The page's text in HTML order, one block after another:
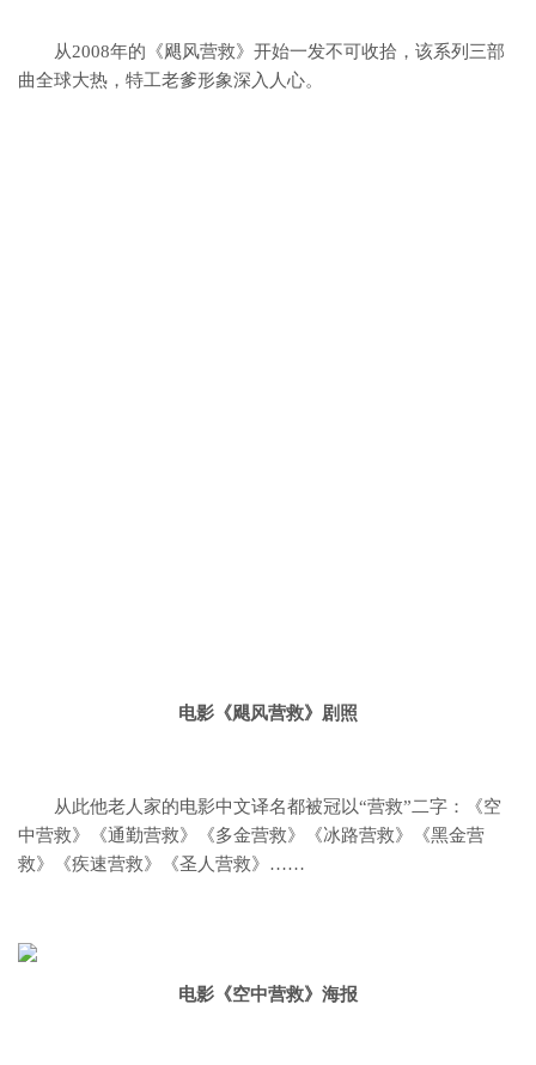
从2008年的《飓风营救》开始一发不可收拾， 该系列三部
曲全球大热， 特工老爹形象深入人心。
电影《飓风营救》剧照
从此他老人家的电影中文译名都被冠以“营救”二字：
《空
中营救》《通勤营救》《多金营救》《冰路营救》《黑金营
救》《疾速营救》《圣人营救》……
电影《空中营救》海报